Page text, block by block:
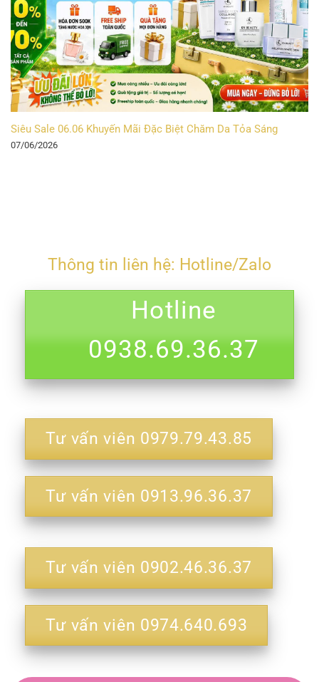
Siêu Sale 06.06 Khuyến Mãi Đặc Biệt Chăm Da Tỏa Sáng
07/06/2026
Thông tin liên hệ: Hotline/Zalo
Hotline
0938.69.36.37
Tư vấn viên 0979.79.43.85
Tư vấn viên 0913.96.36.37
Tư vấn viên 0902.46.36.37
Tư vấn viên 0974.640.693